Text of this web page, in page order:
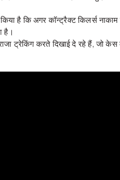
है कि अगर कॉन्ट्रैक्ट किलर्स
है।
ट्रेकिंग करते दिखाई दे रहे हैं, जो